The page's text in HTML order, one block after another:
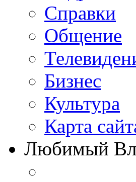
Справки
Общение
Бизнеc
Культура
Карта
Любимый